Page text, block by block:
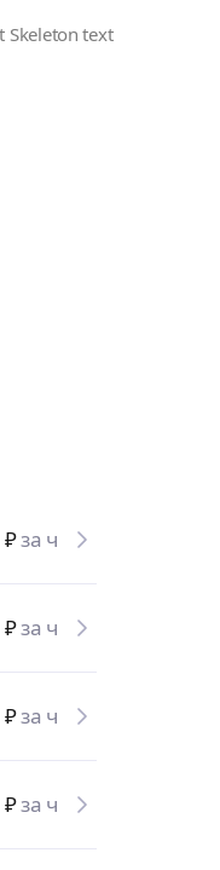
₽за ч
₽за ч
₽за ч
₽за ч